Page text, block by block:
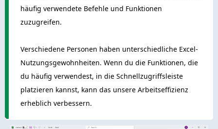
häufig verwendete Befehle und Funktionen
zuzugreifen.
Verschiedene Personen haben unterschiedliche Excel-
Nutzungsgewohnheiten. Wenn du die Funktionen, die
du häufig verwendest, in die Schnellzugriffsleiste
platzieren kannst, kann das unsere Arbeitseffizienz
erheblich verbessern.